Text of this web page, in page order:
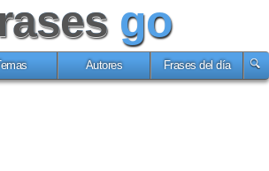
go
Temas Autores Frases del día